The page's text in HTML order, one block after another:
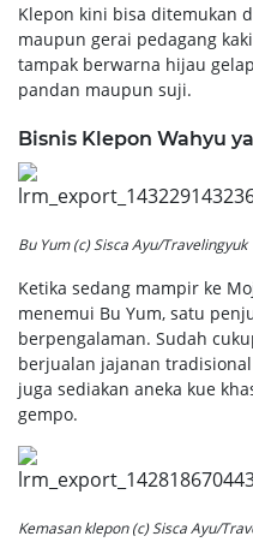
Klepon kini bisa ditemukan
maupun gerai pedagang
tampak berwarna hijau
pandan maupun suji.
Bisnis Klepon Wahyu
Bu Yum (c) Sisca Ayu/Travelingyuk
Ketika sedang mampir ke
menemui Bu Yum, satu
berpengalaman. Sudah
berjualan jajanan
juga sediakan aneka kue
gempo.
Kemasan klepon (c) Sisca Ayu/